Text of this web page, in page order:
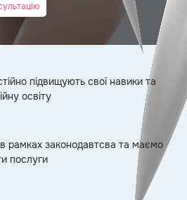
підвищують свої навики та
освіту
рамках законодавтсва та маємо
послуги